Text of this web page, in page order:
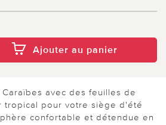
Ajouter au panier
avec des feuilles de
tropical pour votre siège d'été
confortable et détendue en